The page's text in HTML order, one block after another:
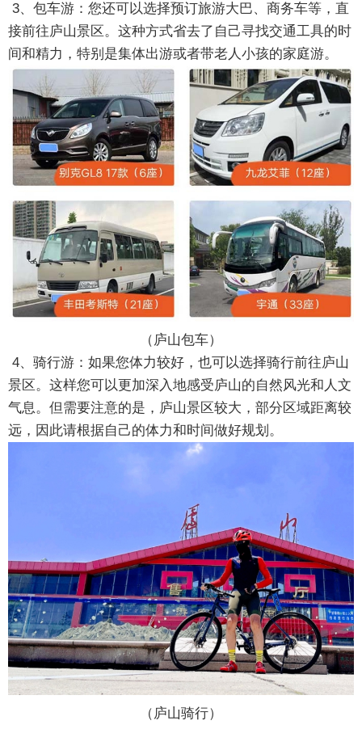
3、包车游：您还可以选择预订旅游大巴、商务车等，直
接前往庐山景区。这种方式省去了自己寻找交通工具的时
间和精力，特别是集体出游或者带老人小孩的家庭游。
（ 庐山包车）
4、骑行游：如果您体力较好，也可以选择骑行前往庐山
景区。这样您可以更加深入地感受庐山的自然风光和人文
气息。但需要注意的是，庐山景区较大，部分区域距离较
远，因此请根据自己的体力和时间做好规划。
（庐山骑行）